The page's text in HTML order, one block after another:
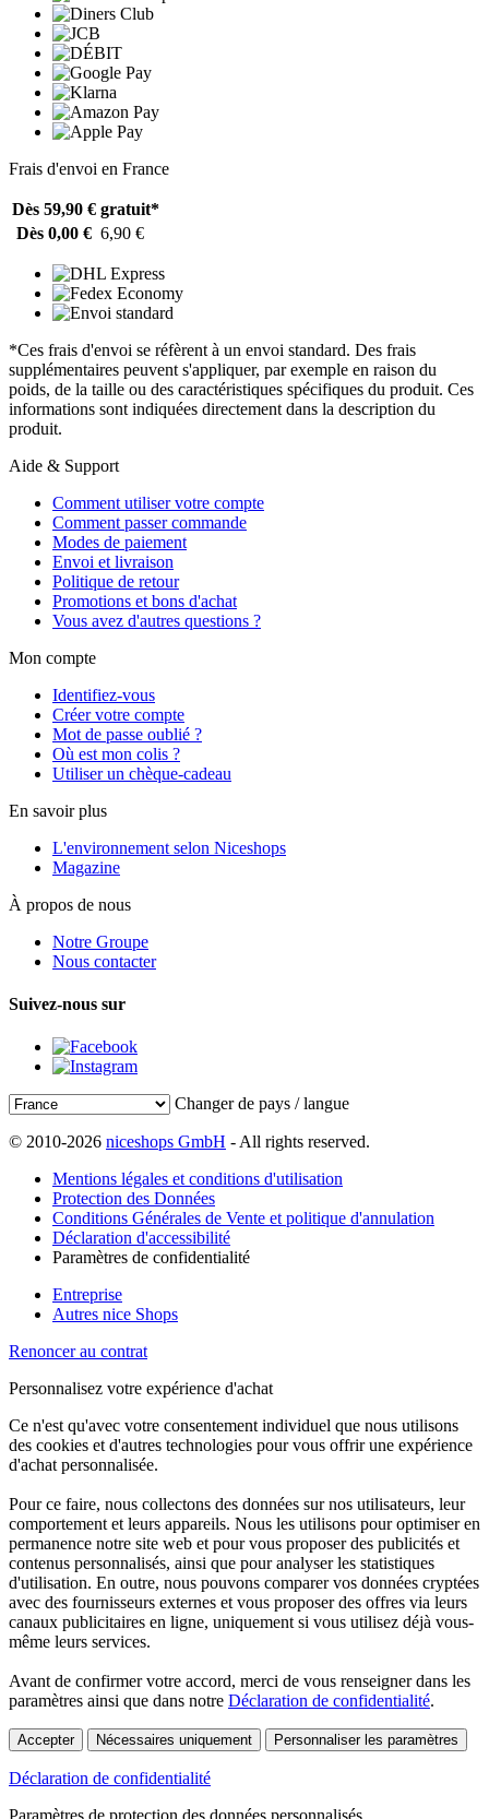
Frais d'envoi en France
Dès 59,90 € gratuit*
Dès 0,00 € 6,90 €
*Ces frais d'envoi se réfèrent à un envoi standard. Des frais
supplémentaires peuvent s'appliquer, par exemple en raison du
poids, de la taille ou des caractéristiques spécifiques du produit. Ces
informations sont indiquées directement dans la description du
produit.
Aide & Support
Comment utiliser votre compte
Comment passer commande
Modes de paiement
Envoi et livraison
Politique de retour
Promotions et bons d'achat
Vous avez d'autres questions ?
Mon compte
Identifiez-vous
Créer votre compte
Mot de passe oublié ?
Où est mon colis ?
Utiliser un chèque-cadeau
En savoir plus
L'environnement selon Niceshops
Magazine
À propos de nous
Notre Groupe
Nous contacter
Suivez-nous sur
Changer de pays / langue
© 2010-2026 niceshops GmbH - All rights reserved.
Mentions légales et conditions d'utilisation
Protection des Données
Conditions Générales de Vente et politique d'annulation
Déclaration d'accessibilité
Paramètres de confidentialité
Entreprise
Autres nice Shops
Renoncer au contrat
Personnalisez votre expérience d'achat
Ce n'est qu'avec votre consentement individuel que nous utilisons
des cookies et d'autres technologies pour vous offrir une expérience
d'achat personnalisée.
Pour ce faire, nous collectons des données sur nos utilisateurs, leur
comportement et leurs appareils. Nous les utilisons pour optimiser en
permanence notre site web et pour vous proposer des publicités et
contenus personnalisés, ainsi que pour analyser les statistiques
d'utilisation. En outre, nous pouvons comparer vos données cryptées
avec des fournisseurs externes et vous proposer des offres via leurs
canaux publicitaires en ligne, uniquement si vous utilisez déjà vous-
même leurs services.
Avant de confirmer votre accord, merci de vous renseigner dans les
paramètres ainsi que dans notre Déclaration de confidentialité.
Accepter Nécessaires uniquement Personnaliser les paramètres
Déclaration de confidentialité
Paramètres de protection des données personnalisés